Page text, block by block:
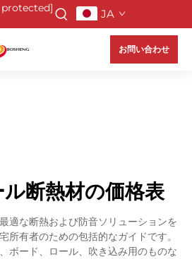
JA
お問い合わせ
断熱材の価格表
適な断熱および防音ソリューションを
所有者のための包括的なガイドです。
ボード、ロール、吹き込み用のものな